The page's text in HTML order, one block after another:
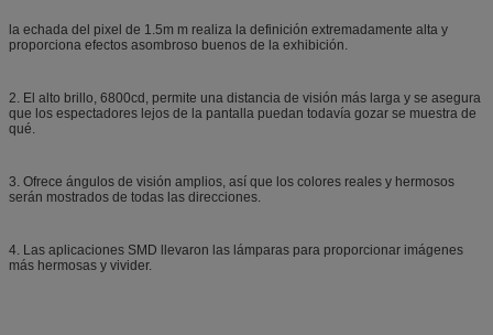
la echada del pixel de 1.5m m realiza la definición extremadamente alta y
proporciona efectos asombroso buenos de la exhibición.
2. El alto brillo, 6800cd, permite una distancia de visión más larga y se asegura
que los espectadores lejos de la pantalla puedan todavía gozar se muestra de
qué.
3. Ofrece ángulos de visión amplios, así que los colores reales y hermosos
serán mostrados de todas las direcciones.
4. Las aplicaciones SMD llevaron las lámparas para proporcionar imágenes
más hermosas y vivider.